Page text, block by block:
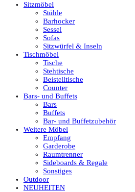
Sitzmöbel
Stühle
Barhocker
Sessel
Sofas
Sitzwürfel & Inseln
Tischmöbel
Tische
Stehtische
Beistelltische
Counter
Bars- und Buffets
Bars
Buffets
Bar- und Buffetzubehör
Weitere Möbel
Empfang
Garderobe
Raumtrenner
Sideboards & Regale
Sonstiges
Outdoor
NEUHEITEN